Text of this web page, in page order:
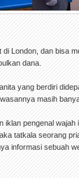
di London, dan bisa
dana.
yang berdiri
masih
iklan pengenal
tatkala seorang
informasi sebuah